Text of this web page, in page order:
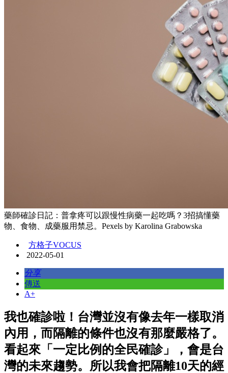
藥師確診日記：普拿疼可以跟慢性病藥一起吃嗎？3招搞懂藥
物、食物、成藥服用禁忌。Pexels by Karolina Grabowska
方格子VOCUS
2022-05-01
分享
傳送
A+
我也確診啦！台灣並沒有像去年一樣取消
內用，而隔離的條件也沒有那麼嚴格了。
看起來「一定比例的全民確診」，會是台
灣的未來趨勢。所以我會把隔離10天的經